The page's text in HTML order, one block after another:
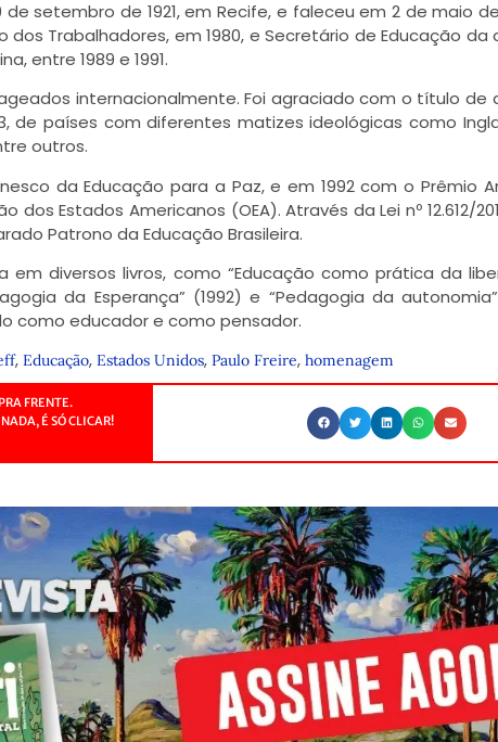
de setembro de 1921, em Recife, e faleceu em 2 de maio
dos Trabalhadores, em 1980, e Secretário de Educação da
entre 1989 e 1991.
internacionalmente. Foi agraciado com o título de
de países com diferentes matizes ideológicas como
outros.
da Educação para a Paz, e em 1992 com o Prêmio
Estados Americanos (OEA). Através da Lei nº 12.612/
Patrono da Educação Brasileira.
diversos livros, como “Educação como prática da
da Esperança” (1992) e “Pedagogia da
como educador e como pensador.
, Educação, Estados Unidos, Paulo Freire, homenagem
FRENTE.
É SÓ CLICAR!